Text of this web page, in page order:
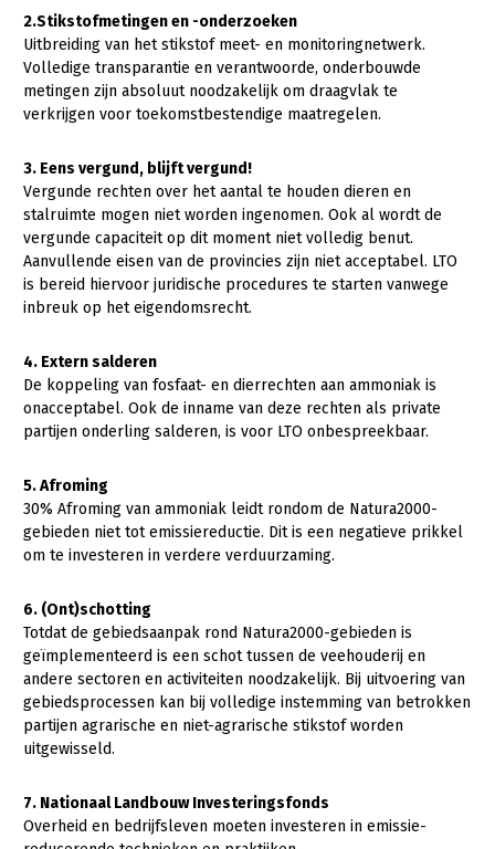
Vleesveehouderij
Mensen
Bestuur en Directie
Medewerkers
Jaarverslag 2023
Vacatures
Contact
2.Stikstofmetingen en -onderzoeken
Uitbreiding van het stikstof meet- en monitoringnetwerk.
Volledige transparantie en verantwoorde, onderbouwde
metingen zijn absoluut noodzakelijk om draagvlak te
verkrijgen voor toekomstbestendige maatregelen.
3. Eens vergund, blijft vergund!
Vergunde rechten over het aantal te houden dieren en
stalruimte mogen niet worden ingenomen. Ook al wordt de
vergunde capaciteit op dit moment niet volledig benut.
Aanvullende eisen van de provincies zijn niet acceptabel. LTO
is bereid hiervoor juridische procedures te starten vanwege
inbreuk op het eigendomsrecht.
4. Extern salderen
De koppeling van fosfaat- en dierrechten aan ammoniak is
onacceptabel. Ook de inname van deze rechten als private
partijen onderling salderen, is voor LTO onbespreekbaar.
5. Afroming
30% Afroming van ammoniak leidt rondom de Natura2000-
gebieden niet tot emissiereductie. Dit is een negatieve prikkel
om te investeren in verdere verduurzaming.
6. (Ont)schotting
Totdat de gebiedsaanpak rond Natura2000-gebieden is
geïmplementeerd is een schot tussen de veehouderij en
andere sectoren en activiteiten noodzakelijk. Bij uitvoering van
gebiedsprocessen kan bij volledige instemming van betrokken
partijen agrarische en niet-agrarische stikstof worden
uitgewisseld.
7. Nationaal Landbouw Investeringsfonds
Overheid en bedrijfsleven moeten investeren in emissie-